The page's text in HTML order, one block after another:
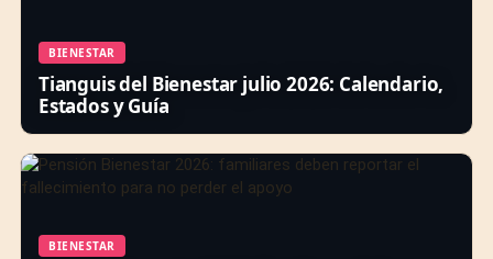
BIENESTAR
Tianguis del Bienestar julio 2026: Calendario,
Estados y Guía
BIENESTAR